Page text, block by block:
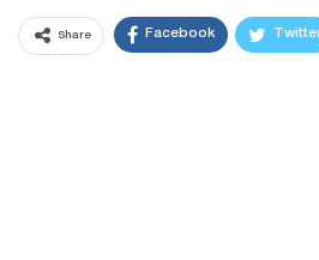
Share Facebook